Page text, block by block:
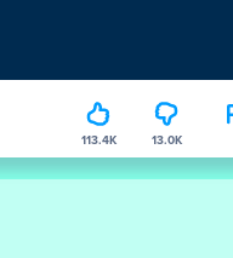
113.4K 13.0K